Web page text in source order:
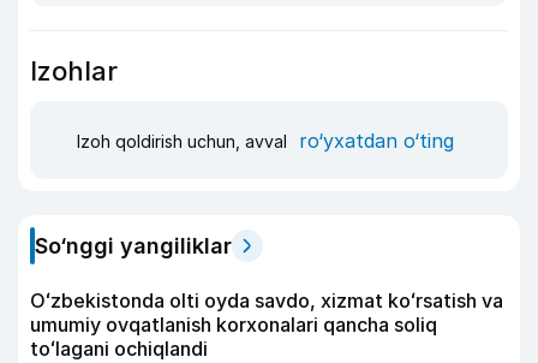
Izohlar
Izoh qoldirish uchun, avval ro‘yxatdan o‘ting
So‘nggi yangiliklar
Oʻzbekistonda olti oyda savdo, xizmat koʻrsatish va
umumiy ovqatlanish korxonalari qancha soliq
toʻlagani ochiqlandi